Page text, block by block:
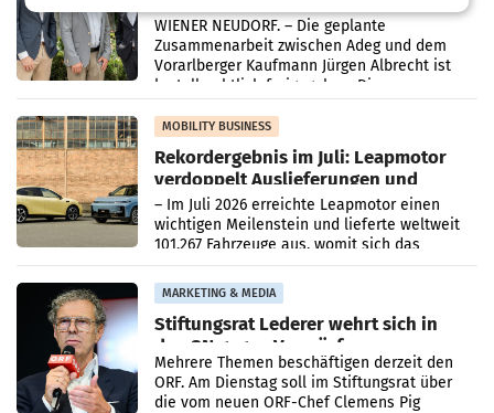
Albrecht setzt ab 1.1.2027 auf Adeg
WIENER NEUDORF. – Die geplante
Zusammenarbeit zwischen Adeg und dem
Vorarlberger Kaufmann Jürgen Albrecht ist
kartellrechtlich freigegeben: Die
Bundeswettbewerbsbehörde und der
Bundeskartellanwalt
MOBILITY BUSINESS
Rekordergebnis im Juli: Leapmotor
verdoppelt Auslieferungen und
überschreitet die 100.000er-Marke
– Im Juli 2026 erreichte Leapmotor einen
wichtigen Meilenstein und lieferte weltweit
101.267 Fahrzeuge aus, womit sich das
Ergebnis gegenüber Juli 2025 mehr als
verdoppelte (+102
MARKETING & MEDIA
Stiftungsrat Lederer wehrt sich in
den SN gegen Vorwürfe
Mehrere Themen beschäftigen derzeit den
ORF. Am Dienstag soll im Stiftungsrat über
die vom neuen ORF-Chef Clemens Pig